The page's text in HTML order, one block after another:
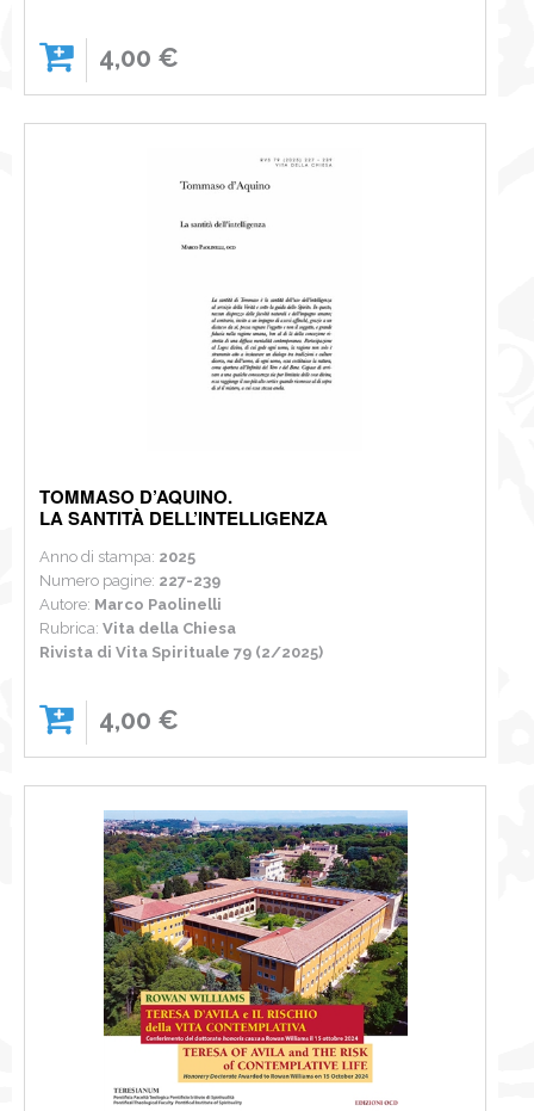
4,00 €
TOMMASO D’AQUINO.
LA SANTITÀ DELL’INTELLIGENZA
Anno di stampa: 2025
Numero pagine: 227-239
Autore: Marco Paolinelli
Rubrica: Vita della Chiesa
Rivista di Vita Spirituale 79 (2/2025)
4,00 €